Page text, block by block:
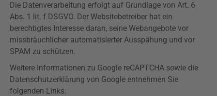
Die Datenverarbeitung erfolgt auf Grundlage von Art. 6
Abs. 1 lit. f DSGVO. Der Websitebetreiber hat ein
berechtigtes Interesse daran, seine Webangebote vor
missbräuchlicher automatisierter Ausspähung und vor
SPAM zu schützen.
Weitere Informationen zu Google reCAPTCHA sowie die
Datenschutzerklärung von Google entnehmen Sie
folgenden Links: